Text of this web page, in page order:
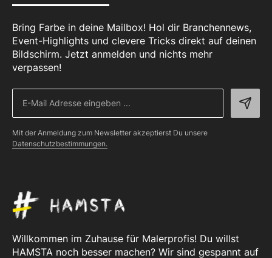
Bring Farbe in deine Mailbox! Hol dir Branchennews,
Event-Highlights und clevere Tricks direkt auf deinen
Bildschirm. Jetzt anmelden und nichts mehr
verpassen!
Mit der Anmeldung zum Newsletter akzeptierst Du unsere
Datenschutzbestimmungen.
Willkommen im Zuhause für Malerprofis! Du willst
HAMSTA noch besser machen? Wir sind gespannt auf